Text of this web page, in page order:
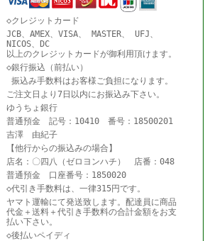
◇クレジットカード
JCB、AMEX、VISA、 MASTER、 UFJ、
NICOS、DC
以上のクレジットカードが御利用頂けます。
◇銀行振込（前払い）
振込み手数料はお客様ご負担になります。
ご注文日より7日以内にお振込み下さい。
ゆうちょ銀行
普通預金 記号：10410 番号：18500201
吉澤 由紀子
【他行からの振込みの場合】
店名：〇四八（ゼロヨンハチ） 店番：048
普通預金 口座番号：1850020
◇代引き手数料は、一律315円です。
ヤマト運輸にて発送致します。配達員に商品
代金＋送料＋代引き手数料の合計金額をお支
払い下さい。
◇後払いペイディ